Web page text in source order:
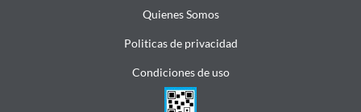
Quienes Somos
Politicas de privacidad
Condiciones de uso